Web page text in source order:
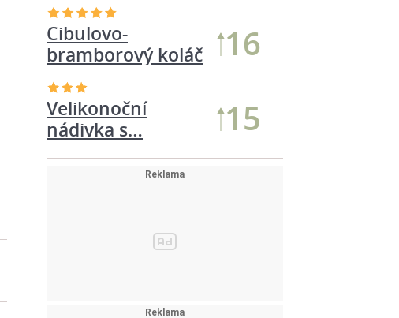
Celer s taveným
šunkovým…
16
Velikonoční
nádivka s…
17